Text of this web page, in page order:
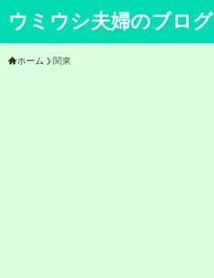
ウミウシ夫婦のブログ
ホーム 関東